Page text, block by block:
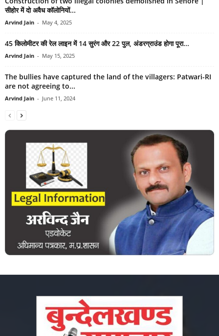
सीहोर में दो अवैध कॉलोनियों...
Arvind Jain - May 4, 2025
45 किलोमीटर की रेल लाइन में 14 सुरंग और 22 पुल, अंडरग्राउंड होगा पूरा...
Arvind Jain - May 15, 2025
The bullies have captured the land of the villagers: Patwari-RI
are not agreeing to...
Arvind Jain - June 11, 2024